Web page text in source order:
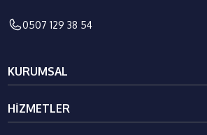
0507 129 38 54
KURUMSAL
Kurumsal
Galeri
HIZMETLER